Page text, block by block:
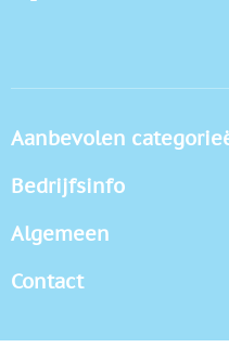
Aanbevolen
Bedrijfsinfo
Algemeen
Contact